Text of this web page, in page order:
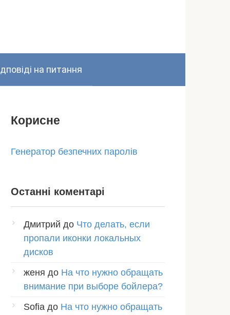
на питання
Корисне
Генератор безпечних паролів
Останні коментарі
Дмитрий до Что делать, если
пропали иконки локальных
дисков
женя до На что нужно обращать
внимание при выборе бойлера?
Sofia до На что нужно обращать